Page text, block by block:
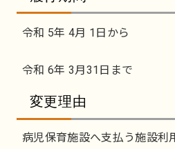
令和 5年 4月 1日から
令和 6年 3月31日まで
変更理由
病児保育施設へ支払う施設利